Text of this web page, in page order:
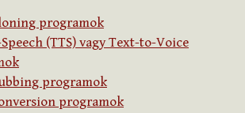
programok
(TTS) vagy Text-to-Voice
programok
programok